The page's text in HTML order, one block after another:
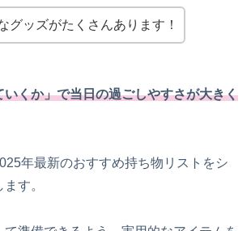
グッズがたくさんあります！
いくか」で当日の過ごしやすさが大きく
年最新のおすすめ持ち物リストをシ
す。